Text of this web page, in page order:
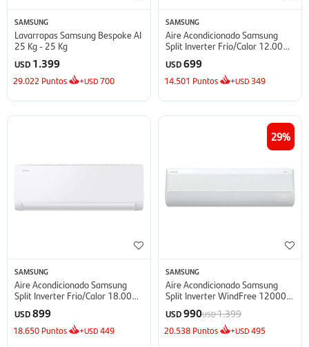
SAMSUNG
Lavarropas Samsung Bespoke AI
25 Kg - 25 Kg
USD 1.399
29.022 Puntos +USD700
SAMSUNG
Aire Acondicionado Samsung
Split Inverter Frío/Calor 12.000
BTU - BTU
USD699
14.501 Puntos +USD 349
SAMSUNG
Aire Acondicionado Samsung
Split Inverter Frío/Calor 18.000
BTU - BTU
USD899
18.650 Puntos +USD449
29
SAMSUNG
Aire Acondicionado Samsung
Split Inverter WindFree 12000
BTU - BTU
USD990USD1.399
20.538 Puntos +USD495